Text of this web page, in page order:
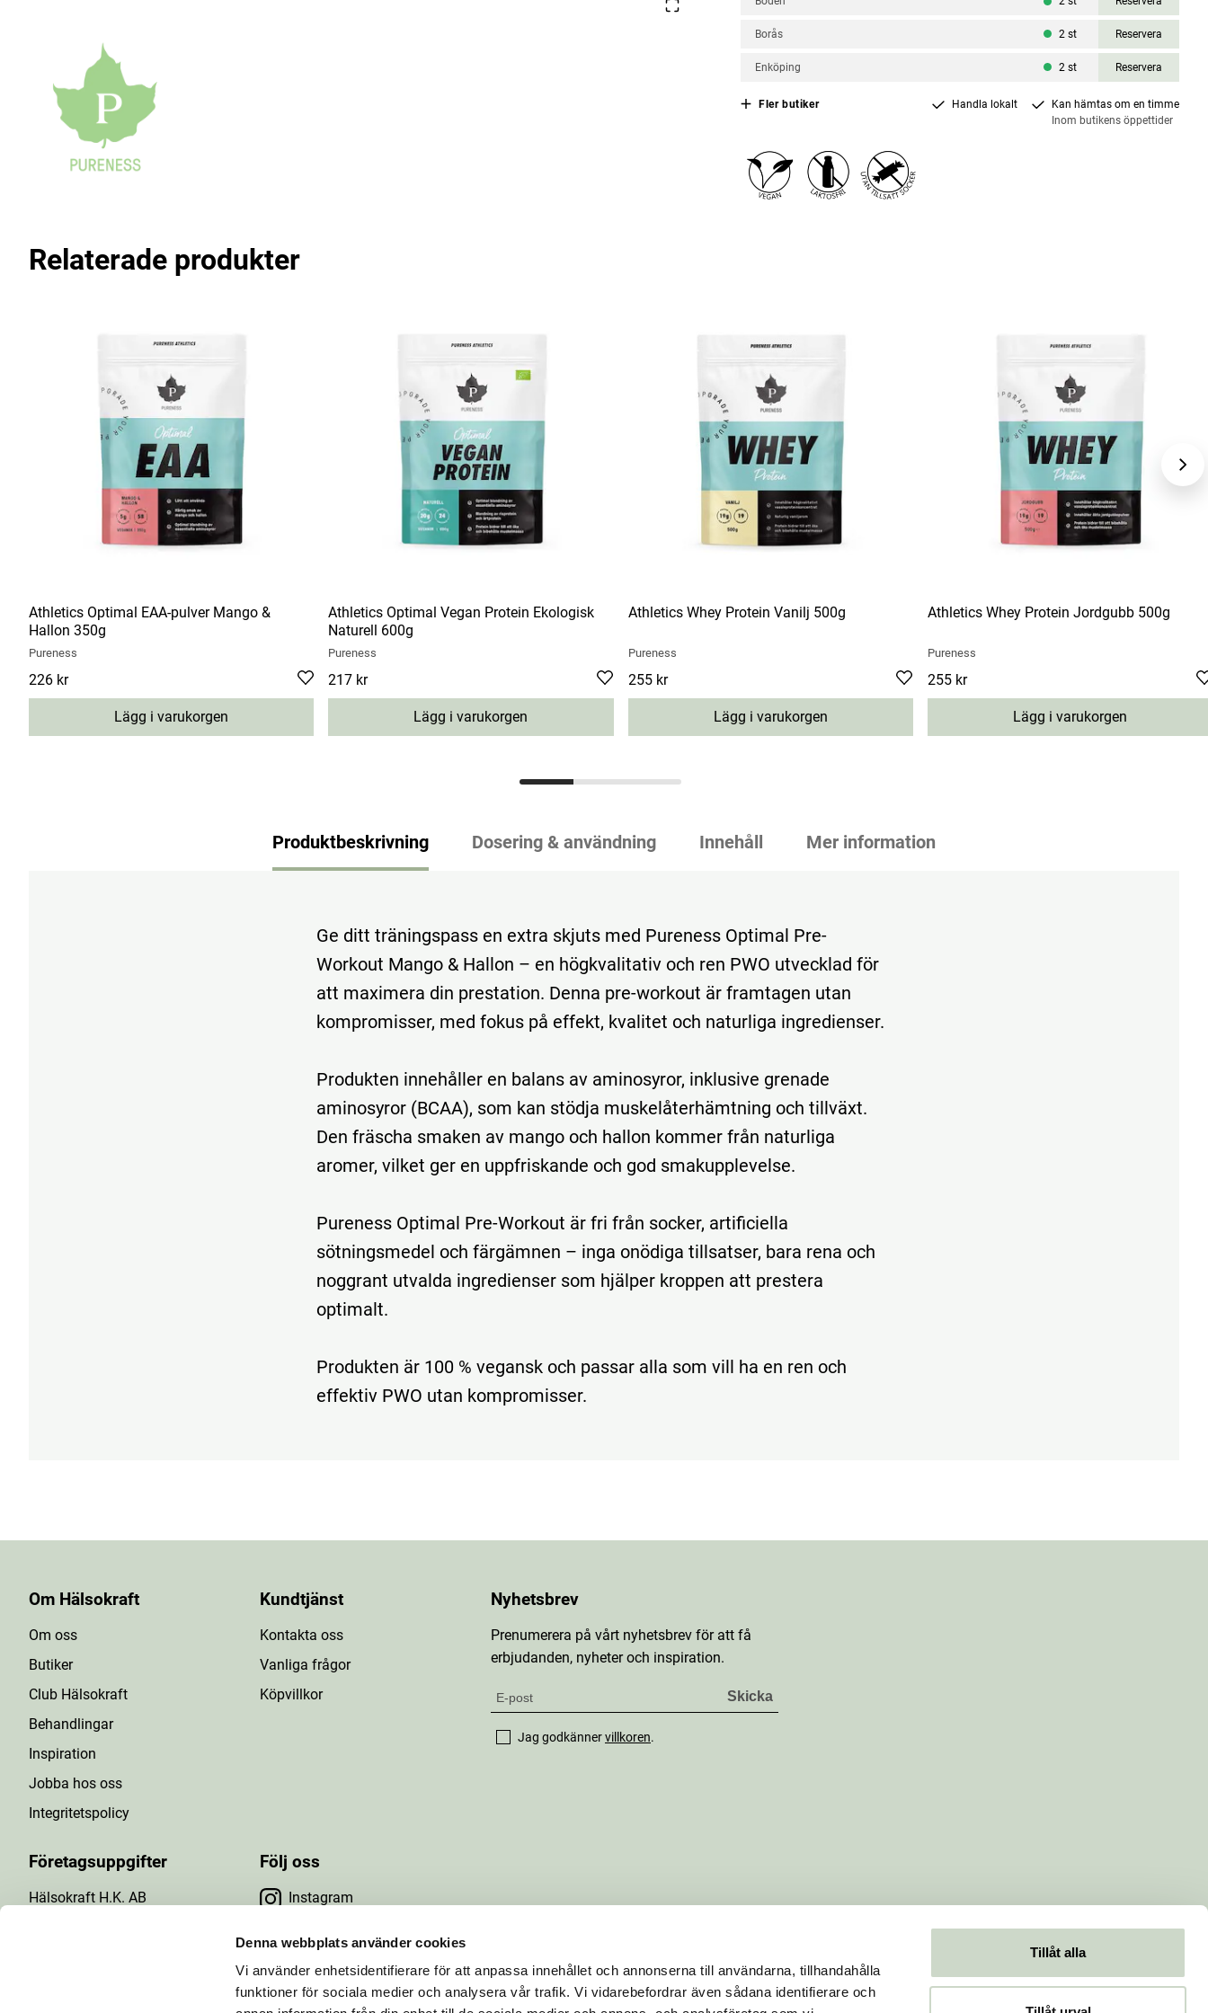
Denna webbplats använder cookies
Vi använder enhetsidentifierare för att anpassa innehållet och annonserna till användarna, tillhandahålla
funktioner för sociala medier och analysera vår trafik. Vi vidarebefordrar även sådana identifierare och
Tillåt alla
Borås 2 st Reservera
Enköping 2 st Reservera
Fler butiker Handla lokalt
Kan hämtas om en timme
Inom butikens öppettider
Relaterade produkter
Athletics Optimal EAA-pulver Mango &
Hallon 350g
Pureness
Pris :226 kr
226 kr
Lägg i varukorgen
Athletics Optimal Vegan Protein Ekologisk
Naturell 600g
Pureness
Pris :217 kr
217 kr
Lägg i varukorgen
Athletics Whey Protein Vanilj 500g
Pureness
Pris:255 kr
255 kr
Lägg i varukorgen
Athletics Whey Protein Jordgubb 500g
Pureness
Pris:255 kr
255 kr
Lägg i varukorgen
Produktbeskrivning Dosering & användning Innehåll Mer information
Ge ditt träningspass en extra skjuts med Pureness Optimal Pre-
Workout Mango & Hallon – en högkvalitativ och ren PWO utvecklad för
att maximera din prestation. Denna pre-workout är framtagen utan
kompromisser, med fokus på effekt, kvalitet och naturliga ingredienser.
Produkten innehåller en balans av aminosyror, inklusive grenade
aminosyror (BCAA), som kan stödja muskelåterhämtning och tillväxt.
Den fräscha smaken av mango och hallon kommer från naturliga
aromer, vilket ger en uppfriskande och god smakupplevelse.
Pureness Optimal Pre-Workout är fri från socker, artificiella
sötningsmedel och färgämnen – inga onödiga tillsatser, bara rena och
noggrant utvalda ingredienser som hjälper kroppen att prestera
optimalt.
Produkten är 100 % vegansk och passar alla som vill ha en ren och
effektiv PWO utan kompromisser.
Om Hälsokraft
Om oss
Butiker
Club Hälsokraft
Behandlingar
Inspiration
Jobba hos oss
Integritetspolicy
Kundtjänst
Kontakta oss
Vanliga frågor
Köpvillkor
Företagsuppgifter
Hälsokraft H.K. AB
Följ oss
Instagram
Facebook
YouTube
Nyhetsbrev
Prenumerera på vårt nyhetsbrev för att få
erbjudanden, nyheter och inspiration.
Jag godkännervillkoren.